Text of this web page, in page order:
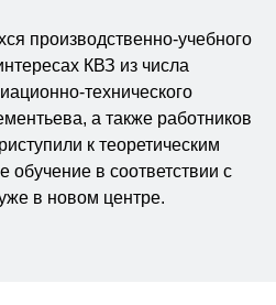
производственно-учебного
КВЗ из числа
технического
а также работников
к теоретическим
обучение в соответствии с
в новом центре.